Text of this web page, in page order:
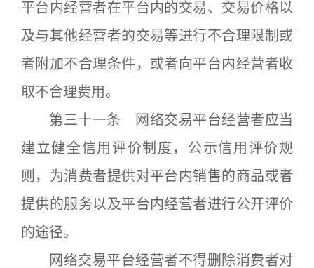
平台内经营者在平台内的交易、交易价格以
及与其他经营者的交易等进行不合理限制或
者附加不合理条件，或者向平台内经营者收
取不合理费用。
第三十一条 网络交易平台经营者应当
建立健全信用评价制度，公示信用评价规
则，为消费者提供对平台内销售的商品或者
提供的服务以及平台内经营者进行公开评价
的途径。
网络交易平台经营者不得删除消费者对